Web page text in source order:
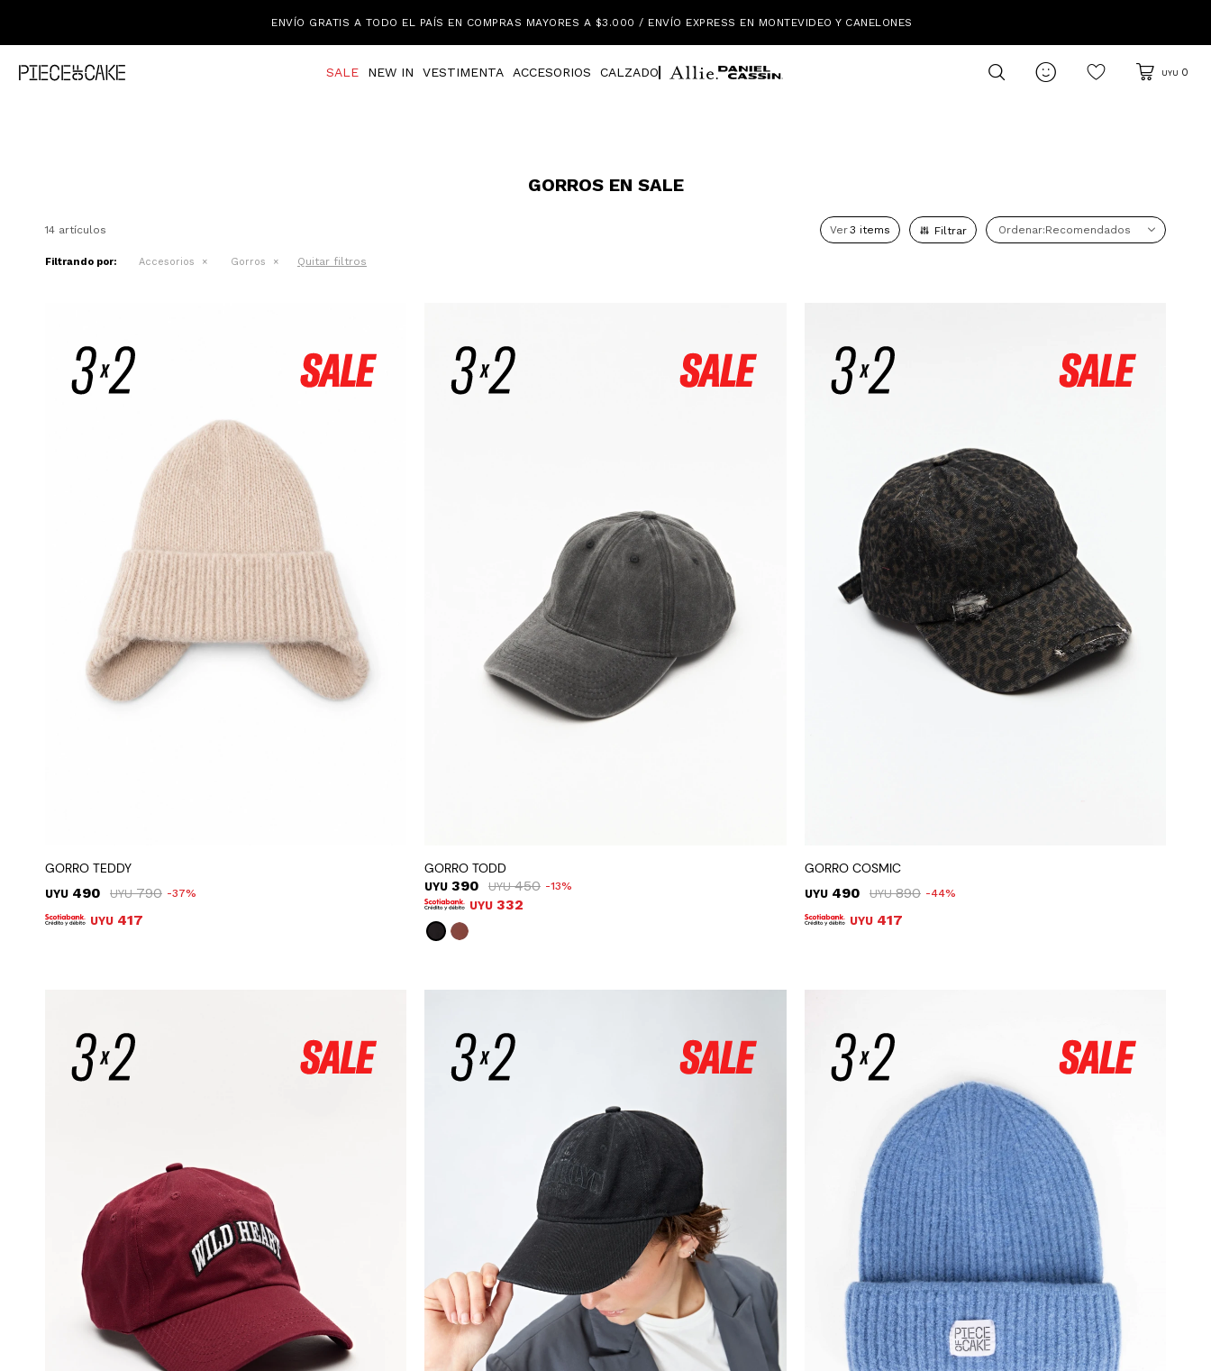
ENVÍO GRATIS A TODO EL PAÍS EN COMPRAS MAYORES A $3.000 / ENVÍO EXPRESS EN MONTEVIDEO Y CANELONES
SALE NEW IN VESTIMENTA ACCESORIOS CALZADO  UYU 0
GORROS EN SALE
Ver
14 artículos Recomendados
Filtrando por: Accesorios Gorros Quitar filtros
GORRO TEDDY
UYU 490 UYU 790 37
UYU 417
GORRO TODD
UYU 390 UYU 450 13
UYU 332
GORRO COSMIC
UYU 490 UYU 890 44
UYU 417